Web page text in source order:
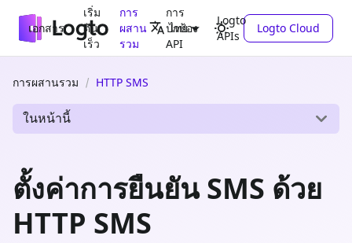
เอกสาร
เริ่ม
ต้น
เร็ว
การ
ผสาน
รวม
การ
ปกป้อง
API
Logto
APIs
ไทย Logto Cloud
การผสานรวม HTTP SMS
ในหน้านี้
ตั้งค่าการยืนยัน SMS ด้วย
HTTP SMS